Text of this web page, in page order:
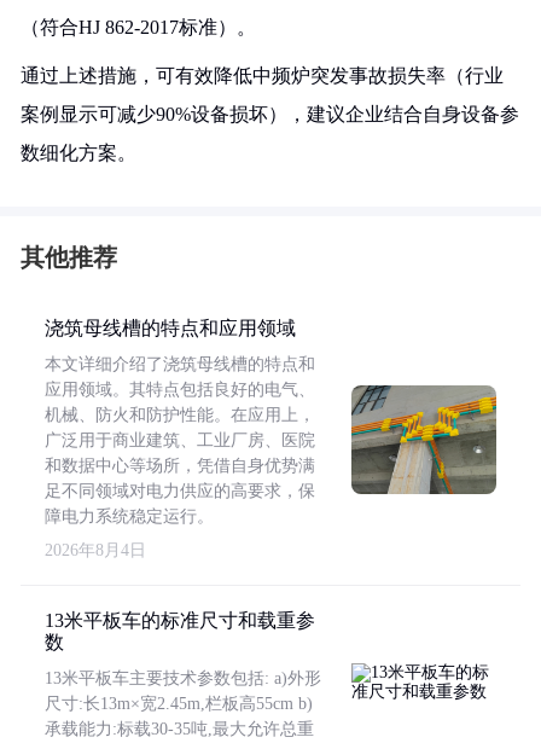
（符合HJ 862-2017标准）。
通过上述措施，可有效降低中频炉突发事故损失率（行业
案例显示可减少90%设备损坏），建议企业结合自身设备参
数细化方案。
其他推荐
浇筑母线槽的特点和应用领域
本文详细介绍了浇筑母线槽的特点和
应用领域。其特点包括良好的电气、
机械、防火和防护性能。在应用上，
广泛用于商业建筑、工业厂房、医院
和数据中心等场所，凭借自身优势满
足不同领域对电力供应的高要求，保
障电力系统稳定运行。
2026年8月4日
13米平板车的标准尺寸和载重参
数
13米平板车主要技术参数包括: a)外形
尺寸:长13m×宽2.45m,栏板高55cm b)
承载能力:标载30-35吨,最大允许总重